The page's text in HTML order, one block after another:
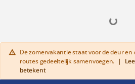
warning De zomervakantie staat voor de deur
routes gedeeltelijk samenvoegen. |
betekent